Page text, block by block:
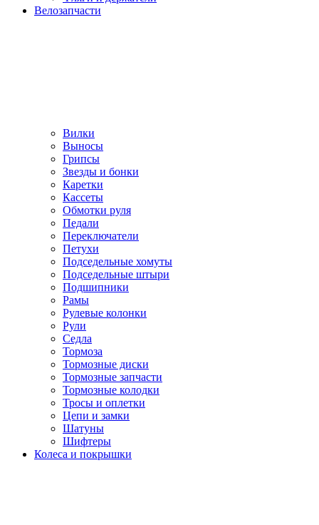
Велозапчасти
Вилки
Выносы
Грипсы
Звезды и бонки
Каретки
Кассеты
Обмотки руля
Педали
Переключатели
Петухи
Подседельные хомуты
Подседельные штыри
Подшипники
Рамы
Рулевые колонки
Рули
Седла
Тормоза
Тормозные диски
Тормозные запчасти
Тормозные колодки
Тросы и оплетки
Цепи и замки
Шатуны
Шифтеры
Колеса и покрышки